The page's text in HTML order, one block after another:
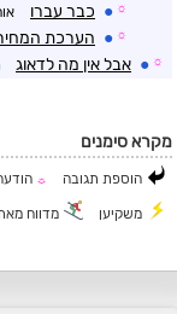
☼
● כבר עברו
☼
● הערכת
☼
● אבל אין מה לדאוג
מקרא סימנים
הוספת תגובה ☼
משקיען מדווח